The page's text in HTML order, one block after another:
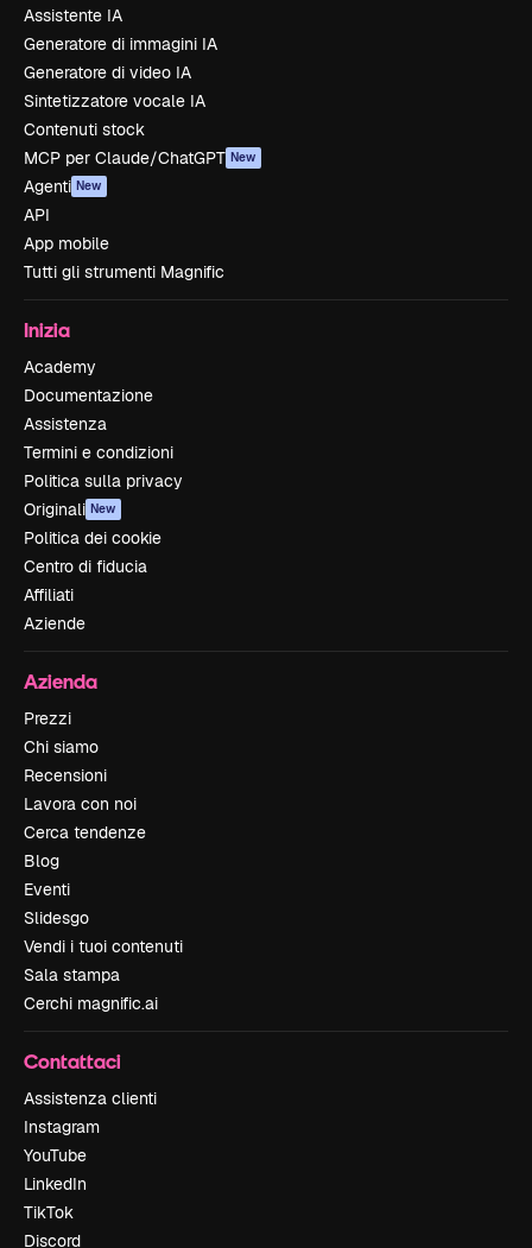
Assistente IA
Generatore di immagini IA
Generatore di video IA
Sintetizzatore vocale IA
Contenuti stock
MCP per Claude/ChatGPT New
Agenti New
API
App mobile
Tutti gli strumenti Magnific
Inizia
Academy
Documentazione
Assistenza
Termini e condizioni
Politica sulla privacy
Originali New
Politica dei cookie
Centro di fiducia
Affiliati
Aziende
Azienda
Prezzi
Chi siamo
Recensioni
Lavora con noi
Cerca tendenze
Blog
Eventi
Slidesgo
Vendi i tuoi contenuti
Sala stampa
Cerchi magnific.ai
Contattaci
Assistenza clienti
Instagram
YouTube
LinkedIn
TikTok
Discord